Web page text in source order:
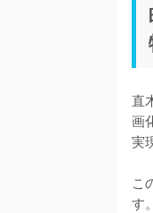
直
画
実
こ
す。